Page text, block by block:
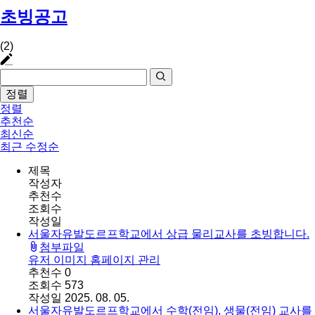
초빙공고
(2)
정렬
정렬
추천순
최신순
최근 수정순
제목
작성자
추천수
조회수
작성일
서울자유발도르프학교에서 상급 물리교사를 초빙합니다.
첨부파일
유저 이미지
홈페이지 관리
추천수 0
조회수 573
작성일 2025. 08. 05.
서울자유발도르프학교에서 수학(전임), 생물(전임) 교사를